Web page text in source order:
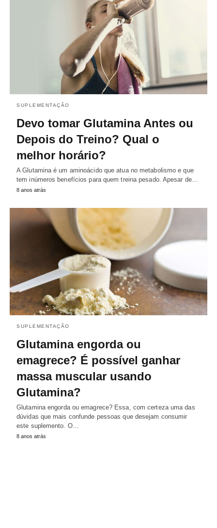
SUPLEMENTAÇÃO
Devo tomar Glutamina Antes ou
Depois do Treino? Qual o
melhor horário?
A Glutamina é um aminoácido que atua no metabolismo e que
tem inúmeros benefícios para quem treina pesado. Apesar de…
8 anos atrás
SUPLEMENTAÇÃO
Glutamina engorda ou
emagrece? É possível ganhar
massa muscular usando
Glutamina?
Glutamina engorda ou emagrece? Essa, com certeza uma das
dúvidas que mais confunde pessoas que desejam consumir
este suplemento. O…
8 anos atrás